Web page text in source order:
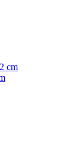
cm